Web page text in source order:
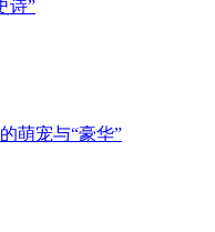
诗”
萌宠与“豪华”